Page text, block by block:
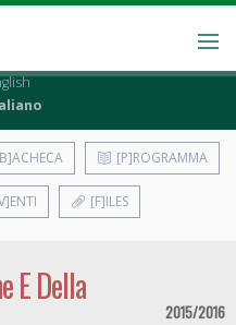
[P]ROGRAMMA
[F]ILES
E Della
2015/2016